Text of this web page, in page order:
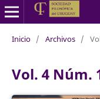
Inicio / Archivos /
Vol. 4 Núm.